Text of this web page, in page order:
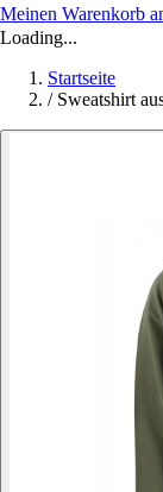
Meinen Warenkorb
Loading...
Startseite
/ Sweatshirt